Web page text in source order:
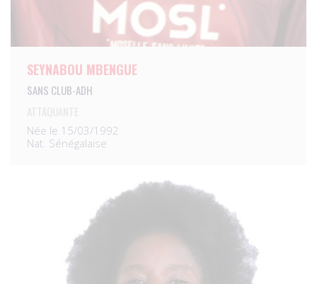
SEYNABOU MBENGUE
SANS CLUB-ADH
Née le 15/03/1992
Nat. Sénégalaise